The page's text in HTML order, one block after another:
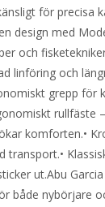
för precisa
design med
och
linföring och
grepp för
rullfäste
komforten.•
transport.•
ut.Abu
både nybörjare